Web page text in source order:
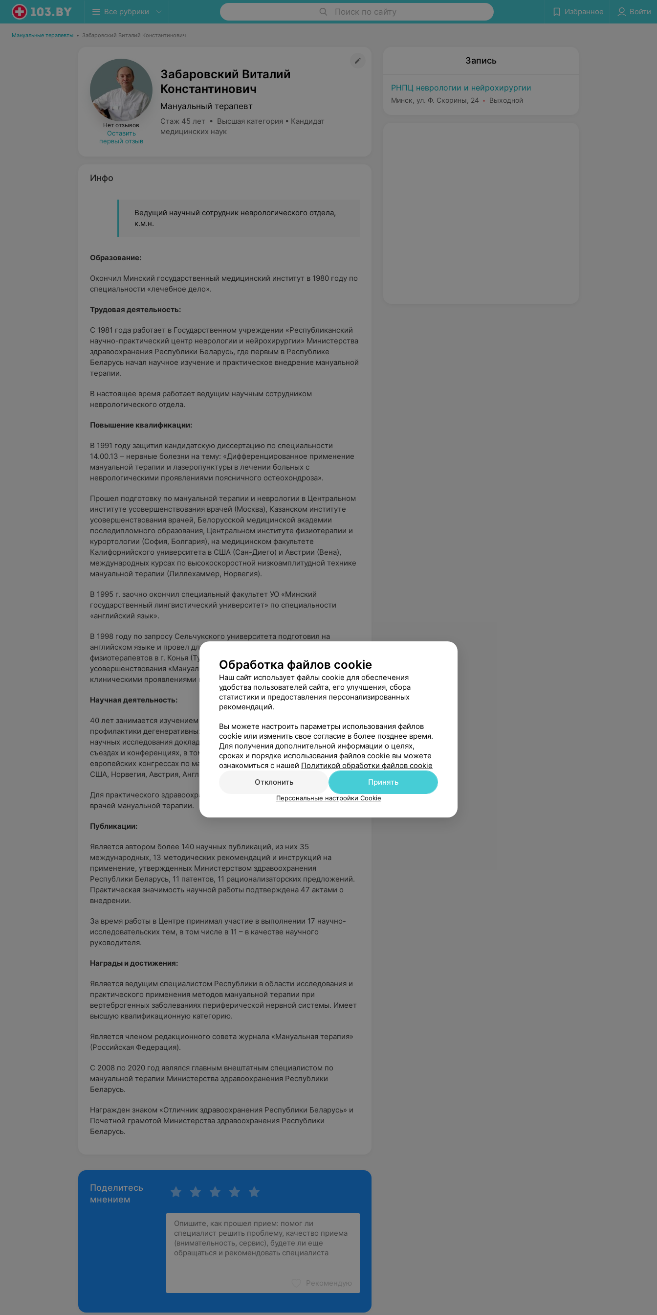
Все рубрики Поиск по сайту Избранное Войти
Мануальные терапевты • Забаровский Виталий Константинович
Нет отзывов
Оставить
первый отзыв
Забаровский Виталий
Константинович
Мануальный терапевт
Стаж 45 лет • Высшая категория • Кандидат
медицинских наук
Инфо
Ведущий научный сотрудник неврологического отдела,
к.м.н.
Образование:
Окончил Минский государственный медицинский институт в 1980 году по
специальности «лечебное дело».
Трудовая деятельность:
С 1981 года работает в Государственном учреждении «Республиканский
научно-практический центр неврологии и нейрохирургии» Министерства
здравоохранения Республики Беларусь, где первым в Республике
Беларусь начал научное изучение и практическое внедрение мануальной
терапии.
В настоящее время работает ведущим научным сотрудником
неврологического отдела.
Повышение квалификации:
В 1991 году защитил кандидатскую диссертацию по специальности
14.00.13 – нервные болезни на тему: «Дифференцированное применение
мануальной терапии и лазеропунктуры в лечении больных с
неврологическими проявлениями поясничного остеохондроза».
Прошел подготовку по мануальной терапии и неврологии в Центральном
институте усовершенствования врачей (Москва), Казанском институте
усовершенствования врачей, Белорусской медицинской академии
последипломного образования, Центральном институте физиотерапии и
курортологии (София, Болгария), на медицинском факультете
Калифорнийского университета в США (Сан-Диего) и Австрии (Вена),
международных курсах по высокоскоростной низкоамплитудной технике
мануальной терапии (Лиллехаммер, Норвегия).
В 1995 г. заочно окончил специальный факультет УО «Минский
государственный лингвистический университет» по специальности
«английский язык».
В 1998 году по запросу Сельчукского университета подготовил на
английском языке и провел для турецких врачей-реабилитологов и
физиотерапевтов в г. Конья (Турция) курс тематического
усовершенствования «Мануальная терапия в лечении больных с
клиническими проявлениями грыж поясничных межпозвонковых дисков».
Научная деятельность:
40 лет занимается изучением вопросов диагностики, лечения и
профилактики дегенеративных заболеваний позвоночника. Результаты
научных исследования докладывались на многочисленных научных
съездах и конференциях, в том числе на восьми всемирных и
европейских конгрессах по мануальной терапии и неврологии (Франция,
США, Норвегия, Австрия, Англия, Италия, ОАЭ, Аргентина).
Для практического здравоохранения республики подготовил более 30
врачей мануальной терапии.
Публикации:
Является автором более 140 научных публикаций, из них 35
международных, 13 методических рекомендаций и инструкций на
применение, утвержденных Министерством здравоохранения
Республики Беларусь, 11 патентов, 11 рационализаторских предложений.
Практическая значимость научной работы подтверждена 47 актами о
внедрении.
За время работы в Центре принимал участие в выполнении 17 научно-
исследовательских тем, в том числе в 11 – в качестве научного
руководителя.
Награды и достижения:
Является ведущим специалистом Республики в области исследования и
практического применения методов мануальной терапии при
вертеброгенных заболеваниях периферической нервной системы. Имеет
высшую квалификационную категорию.
Является членом редакционного совета журнала «Мануальная терапия»
(Российская Федерация).
С 2008 по 2020 год являлся главным внештатным специалистом по
мануальной терапии Министерства здравоохранения Республики
Беларусь.
Награжден знаком «Отличник здравоохранения Республики Беларусь» и
Почетной грамотой Министерства здравоохранения Республики
Беларусь.
Поделитесь
мнением
Рекомендую
Запись
РНПЦ неврологии и нейрохирургии
Минск, ул. Ф. Скорины, 24 Выходной
Обработка файлов cookie
Наш сайт использует файлы cookie для обеспечения
удобства пользователей сайта, его улучшения, сбора
статистики и предоставления персонализированных
рекомендаций.
Вы можете настроить параметры использования файлов
cookie или изменить свое согласие в более позднее время.
Для получения дополнительной информации о целях,
сроках и порядке использования файлов cookie вы можете
ознакомиться с нашей Политикой обработки файлов cookie
Отклонить
Принять
Персональные настройки Cookie